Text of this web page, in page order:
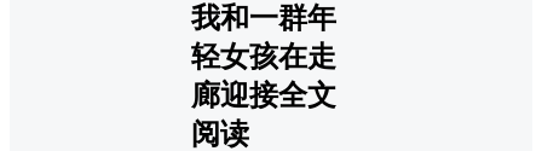
我和一群年
轻女孩在走
廊迎接全文
阅读